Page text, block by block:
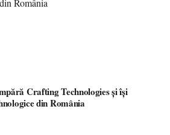
Crafting Technologies și își
din România